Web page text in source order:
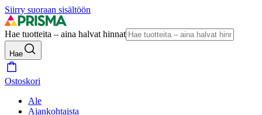
Siirry suoraan sisältöön
Hae tuotteita – aina halvat hinnat
Hae
Ostoskori
Ale
Ajankohtaista